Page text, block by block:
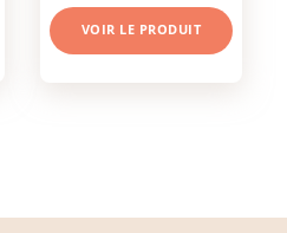
VOIR LE PRODUIT